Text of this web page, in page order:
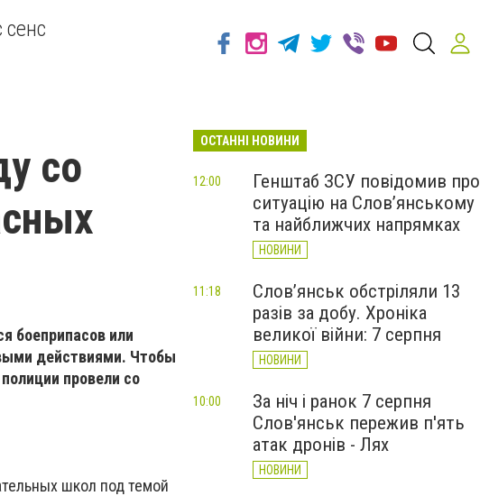
со
боеприпасов или
действиями. Чтобы
провели со
школ под темой
ОСТАННІ НОВИНИ
Генштаб ЗСУ повідомив про
ситуацію на Слов’янському
та найближчих напрямках
НОВИНИ
12:00
Слов’янськ обстріляли 13
разів за добу. Хроніка
великої війни: 7 серпня
НОВИНИ
11:18
За ніч і ранок 7 серпня
Слов'янськ пережив п'ять
атак дронів - Лях
НОВИНИ
10:00